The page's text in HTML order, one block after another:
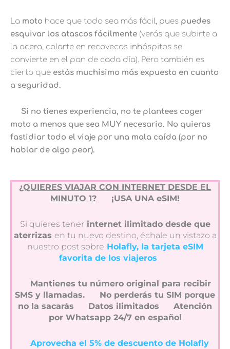
La moto hace que todo sea más fácil, pues puedes
esquivar los atascos fácilmente (verás que subirte a
la acera, colarte en recovecos inhóspitos se
convierte en el pan de cada día). Pero también es
cierto que estás muchísimo más expuesto en cuanto
a seguridad.
Si no tienes experiencia, no te plantees coger
moto a menos que sea MUY necesario. No quieras
fastidiar todo el viaje por una mala caída (por no
hablar de algo peor).
¿QUIERES VIAJAR CON INTERNET DESDE EL
MINUTO 1?
¡USA UNA eSIM!
Si quieres tenerinternet ilimitado desde que
aterrizas en tu nuevo destino, échale un vistazo a
nuestro post sobre Holafly, la tarjeta eSIM
favorita de los viajeros
Mantienes tu número original para recibir
SMS y llamadas.
No perderás tu SIM porque
no la sacarás
Datos ilimitados
Atención
por Whatsapp 24/7 en español
Aprovecha el 5% de descuento de Holafly